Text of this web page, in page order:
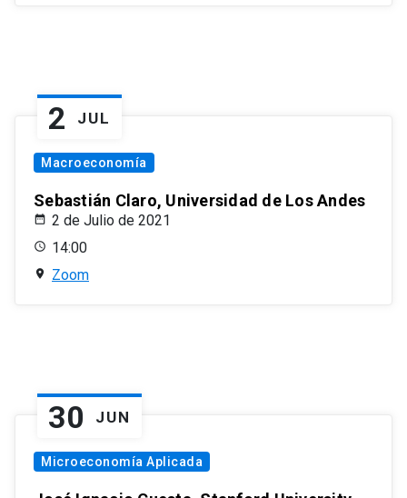
2 JUL
Macroeconomía
Sebastián Claro, Universidad de Los Andes
2 de Julio de 2021
14:00
Zoom
30 JUN
Microeconomía Aplicada